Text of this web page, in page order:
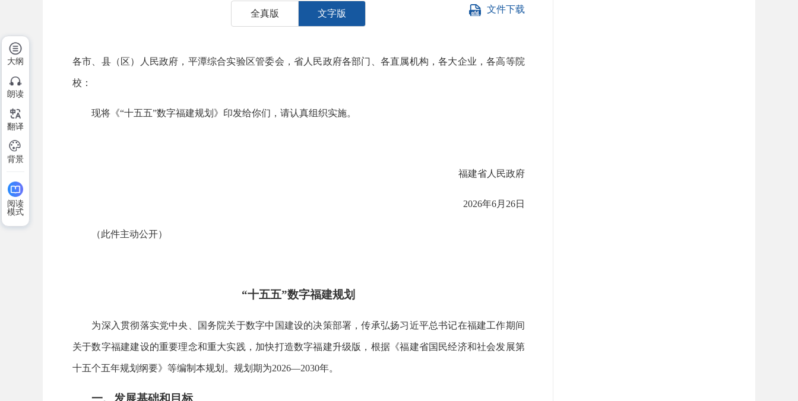
全真版 文字版 文件下载
各市、县（区）人民政府，平潭综合实验区管委会，省人民政府各部门、各直属机构，各大企业，各高等院
校：
现将《“十五五”数字福建规划》印发给你们，请认真组织实施。
福建省人民政府
2026年6月26日
（此件主动公开）
“十五五”数字福建规划
为深入贯彻落实党中央、国务院关于数字中国建设的决策部署，传承弘扬习近平总书记在福建工作期间
关于数字福建建设的重要理念和重大实践，加快打造数字福建升级版，根据《福建省国民经济和社会发展第
十五个五年规划纲要》等编制本规划。规划期为2026—2030年。
一、发展基础和目标
大纲
朗读
翻译
背景
阅读
模式